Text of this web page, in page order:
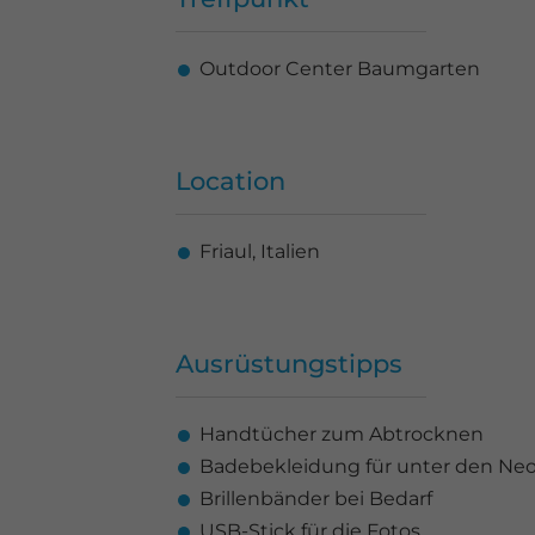
Outdoor Center Baumgarten
Location
Friaul, Italien
Ausrüstungstipps
Handtücher zum Abtrocknen
Badebekleidung für unter den
Brillenbänder bei Bedarf